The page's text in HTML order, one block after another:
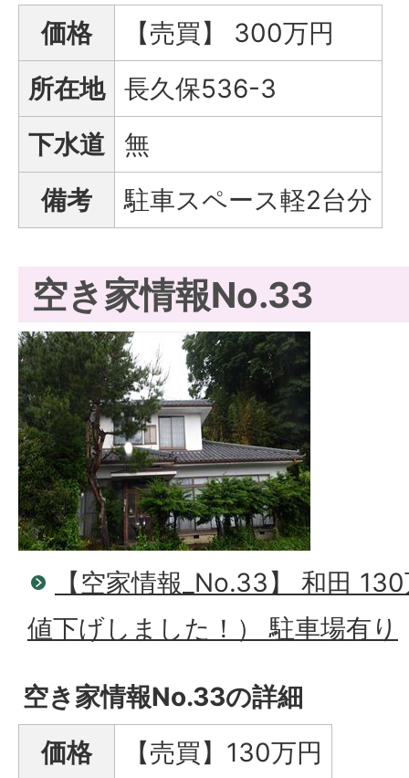
価格
【売買】 300万円
所在地
長久保536-3
下水道
無
備考
駐車スペース軽2台分
空き家情報No.33
【空家情報_No.33】 和田
値下げしました！） 駐車場有り
空き家情報No.33の詳細
価格
【売買】130万円